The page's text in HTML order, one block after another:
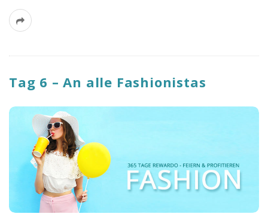
Tag 6 – An alle Fashionistas